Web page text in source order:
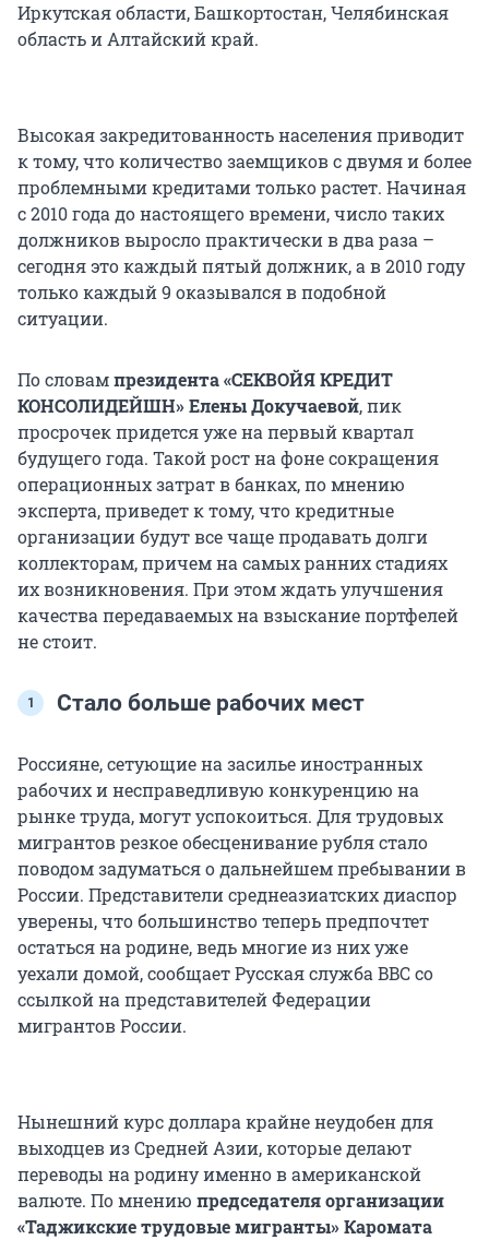
Иркутская области, Башкортостан, Челябинская
область и Алтайский край.
Высокая закредитованность населения приводит
к тому, что количество заемщиков с двумя и более
проблемными кредитами только растет. Начиная
с 2010 года до настоящего времени, число таких
должников выросло практически в два раза –
сегодня это каждый пятый должник, а в 2010 году
только каждый 9 оказывался в подобной
ситуации.
По словампрезидента «СЕКВОЙЯ КРЕДИТ
КОНСОЛИДЕЙШН» Елены Докучаевой, пик
просрочек придется уже на первый квартал
будущего года. Такой рост на фоне сокращения
операционных затрат в банках, по мнению
эксперта, приведет к тому, что кредитные
организации будут все чаще продавать долги
коллекторам, причем на самых ранних стадиях
их возникновения. При этом ждать улучшения
качества передаваемых на взыскание портфелей
не стоит.
Стало больше рабочих мест
Россияне, сетующие на засилье иностранных
рабочих и несправедливую конкуренцию на
рынке труда, могут успокоиться. Для трудовых
мигрантов резкое обесценивание рубля стало
поводом задуматься о дальнейшем пребывании в
России. Представители среднеазиатских диаспор
уверены, что большинство теперь предпочтет
остаться на родине, ведь многие из них уже
уехали домой, сообщает Русская служба BBC со
ссылкой на представителей Федерации
мигрантов России.
Нынешний курс доллара крайне неудобен для
выходцев из Средней Азии, которые делают
переводы на родину именно в американской
валюте. По мнению председателя организации
«Таджикские трудовые мигранты» Каромата